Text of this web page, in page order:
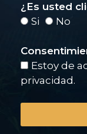
¿Es usted
Si
No
Estoy de
privacidad.